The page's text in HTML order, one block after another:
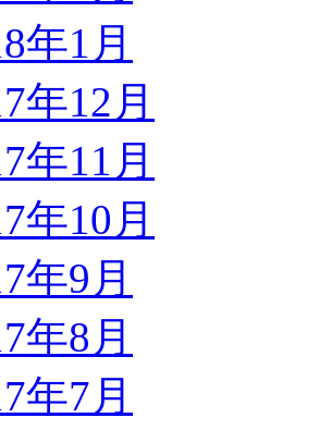
年1月
年12月
年11月
年10月
年9月
年8月
年7月